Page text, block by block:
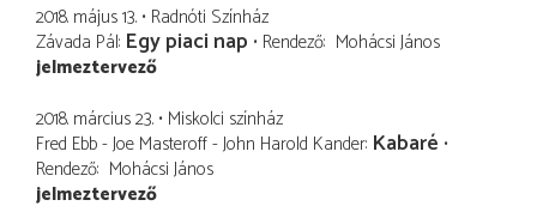
2018. május 13. Radnóti Színház
Závada Pál Egy piaci nap Rendező Mohácsi János
jelmeztervező
2018. március 23. Miskolci színház
Fred Ebb - Joe Masteroff - John Harold Kander Kabaré
Rendező Mohácsi János
jelmeztervező